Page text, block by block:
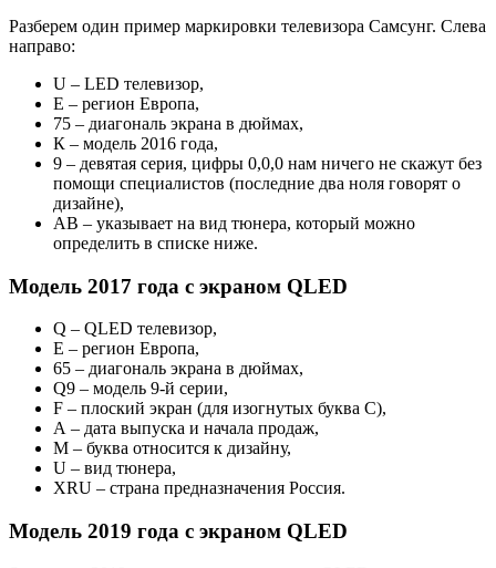
Разберем один пример маркировки телевизора Самсунг. Слева
направо:
U – LED телевизор,
Е – регион Европа,
75 – диагональ экрана в дюймах,
К – модель 2016 года,
9 – девятая серия, цифры 0,0,0 нам ничего не скажут без
помощи специалистов (последние два ноля говорят о
дизайне),
АВ – указывает на вид тюнера, который можно
определить в списке ниже.
Модель 2017 года с экраном QLED
Q – QLED телевизор,
Е – регион Европа,
65 – диагональ экрана в дюймах,
Q9 – модель 9-й серии,
F – плоский экран (для изогнутых буква С),
А – дата выпуска и начала продаж,
M – буква относится к дизайну,
U – вид тюнера,
XRU – страна предназначения Россия.
Модель 2019 года с экраном QLED